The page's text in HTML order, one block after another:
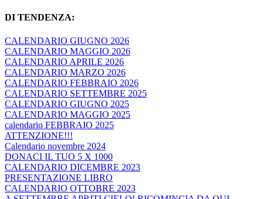
DI TENDENZA:
CALENDARIO GIUGNO 2026
CALENDARIO MAGGIO 2026
CALENDARIO APRILE 2026
CALENDARIO MARZO 2026
CALENDARIO FEBBRAIO 2026
CALENDARIO SETTEMBRE 2025
CALENDARIO GIUGNO 2025
CALENDARIO MAGGIO 2025
calendario FEBBRAIO 2025
ATTENZIONE!!!
Calendario novembre 2024
DONACI IL TUO 5 X 1000
CALENDARIO DICEMBRE 2023
PRESENTAZIONE LIBRO
CALENDARIO OTTOBRE 2023